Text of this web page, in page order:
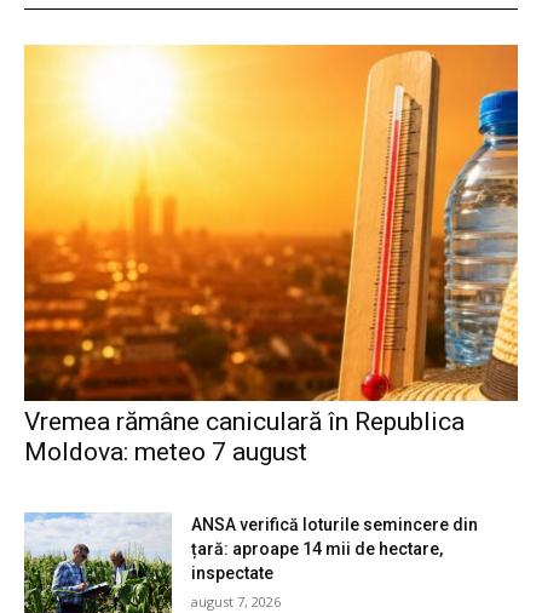
Vremea rămâne caniculară în Republica
Moldova: meteo 7 august
ANSA verifică loturile semincere din
țară: aproape 14 mii de hectare,
inspectate
august 7, 2026